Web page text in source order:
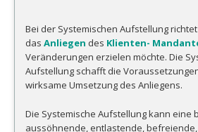
Bei der Systemischen Aufstellung
dasAnliegen des Klienten-
Veränderungen erzielen möchte. Die
Aufstellung schafft die
wirksame Umsetzung des Anliegens.
Die Systemische Aufstellung kann eine
aussöhnende, entlastende,